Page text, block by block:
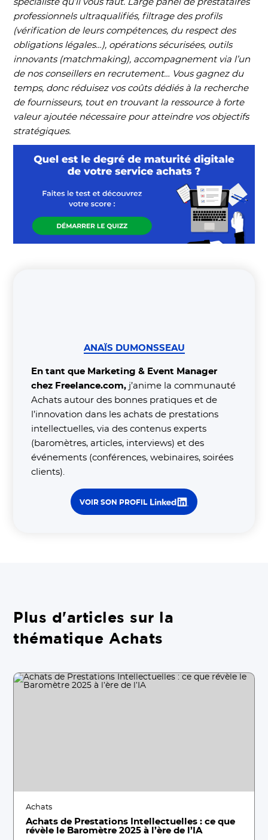
spécialiste qu’il vous faut. Large panel de prestataires
professionnels ultraqualifiés, filtrage des profils
(vérification de leurs compétences, du respect des
obligations légales…), opérations sécurisées, outils
innovants (matchmaking), accompagnement via l’un
de nos conseillers en recrutement… Vous gagnez du
temps, donc réduisez vos coûts dédiés à la recherche
de fournisseurs, tout en trouvant la ressource à forte
valeur ajoutée nécessaire pour atteindre vos objectifs
stratégiques.
ANAÏS DUMONSSEAU
En tant que Marketing & Event Manager
chez Freelance.com, j’anime la communauté
Achats autour des bonnes pratiques et de
l’innovation dans les achats de prestations
intellectuelles, via des contenus experts
(baromètres, articles, interviews) et des
événements (conférences, webinaires, soirées
clients).
VOIR SON PROFIL
Plus d'articles sur la
thématique Achats
Achats
Achats de Prestations Intellectuelles : ce que
révèle le Baromètre 2025 à l’ère de l’IA